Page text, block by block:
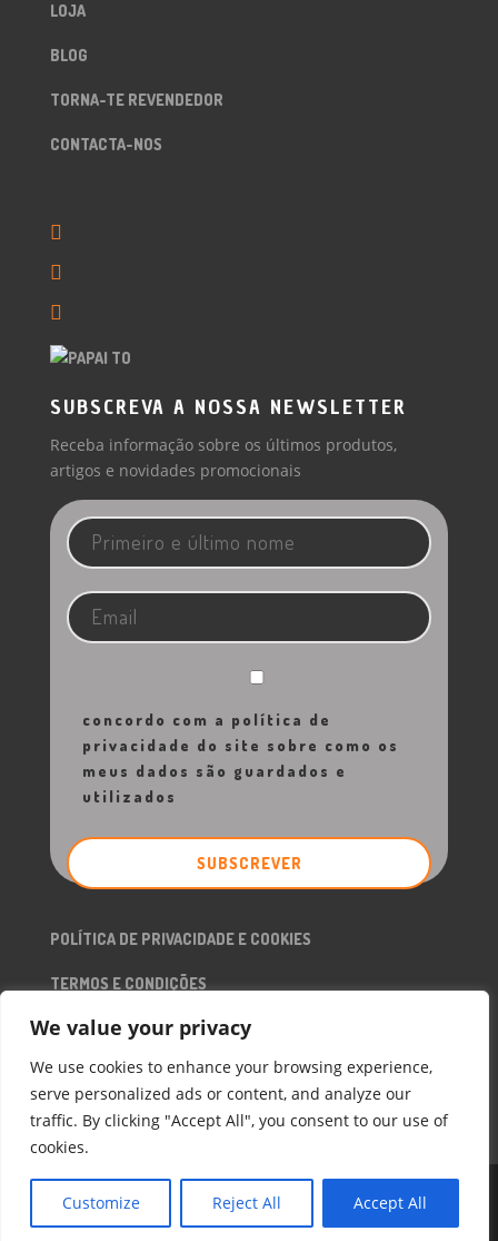
We value your privacy
We use cookies to enhance your browsing experience,
serve personalized ads or content, and analyze our
traffic. By clicking "Accept All", you consent to our use of
cookies.
Customize Reject All Accept All
LOJA
BLOG
TORNA-TE REVENDEDOR
CONTACTA-NOS
SUBSCREVA A NOSSA NEWSLETTER
Receba informação sobre os últimos produtos,
artigos e novidades promocionais
concordo com a política de
privacidade do site sobre como os
meus dados são guardados e
utilizados
POLÍTICA DE PRIVACIDADE E COOKIES
TERMOS E CONDIÇÕES
RGPD
COPYRIGHT 2026 © CREATEIT. ALL RIGHT RESERVED